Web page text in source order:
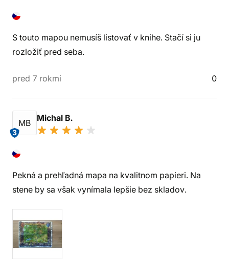
S touto mapou nemusíš listovať v knihe. Stačí si ju
rozložiť pred seba.
pred 7 rokmi 0
MB
3
Michal B.
Pekná a prehľadná mapa na kvalitnom papieri. Na
stene by sa však vynímala lepšie bez skladov.